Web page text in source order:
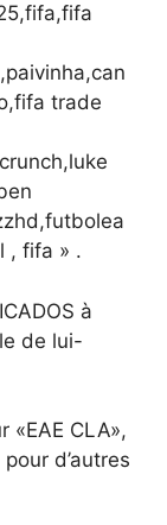
trade
, fifa » .
à
de lui-
«EAE CLA»,
d’autres